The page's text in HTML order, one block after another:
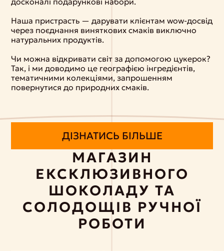
Наша пристрасть — дарувати клієнтам wow-досвід
через поєднання виняткових смаків виключно
натуральних продуктів.
Чи можна відкривати світ за допомогою цукерок?
Так, і ми доводимо це географією інгредієнтів,
тематичними колекціями, запрошенням
повернутися до природних смаків.
ДІЗНАТИСЬ БІЛЬШЕ
МАГАЗИН
ЕКСКЛЮЗИВНОГО
ШОКОЛАДУ ТА
СОЛОДОЩІВ РУЧНОЇ
РОБОТИ